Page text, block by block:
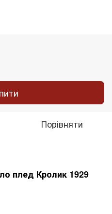
Порівняти
плед Кролик 1929